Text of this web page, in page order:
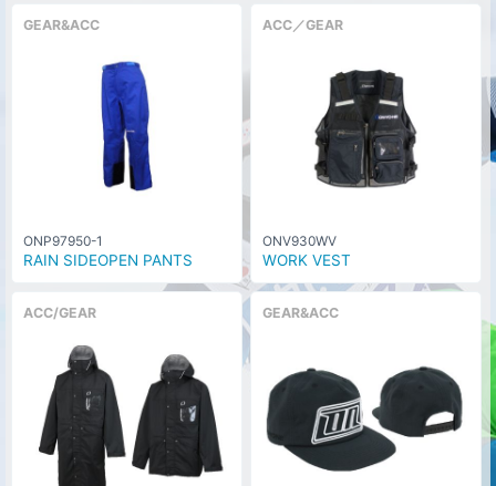
GEAR&ACC
ONP97950-1
RAIN SIDEOPEN PANTS
ACC／GEAR
ONV930WV
WORK VEST
ACC/GEAR GEAR&ACC